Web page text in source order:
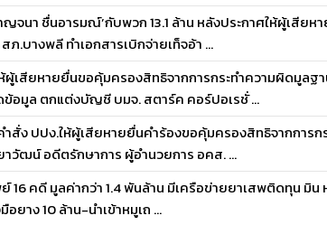
จนา ชื่นอารมณ์’กับพวก 13.1 ล้าน หลังประกาศให้ผู้เสีย
.บางพลี ทำเอกสารเบิกจ่ายเท็จอ้า ...
ผู้เสียหายยื่นขอคุ้มครองสิทธิจากการกระทำความผิดมูลฐ
อมูล ตกแต่งบัญชี บมจ. สตาร์ค คอร์ปอเรชั่ ...
ำสั่ง ปปง.ให้ผู้เสียหายยื่นคำร้องขอคุ้มครองสิทธิจากการ
วัฒน์ อดีตรักษาการ ผู้อำนวยการ อคส. ...
คดี มูลค่ากว่า 1.4 พันล้าน มีเครือข่ายยาเสพติดทุน มิน
ยาง 10 ล้าน-นำเข้าหมูเถ ...